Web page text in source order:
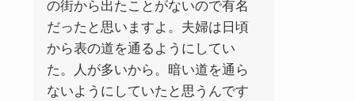
の街から出たことがないので有名
だったと思いますよ。夫婦は日頃
から表の道を通るようにしてい
た。人が多いから。暗い道を通ら
ないようにしていたと思うんです